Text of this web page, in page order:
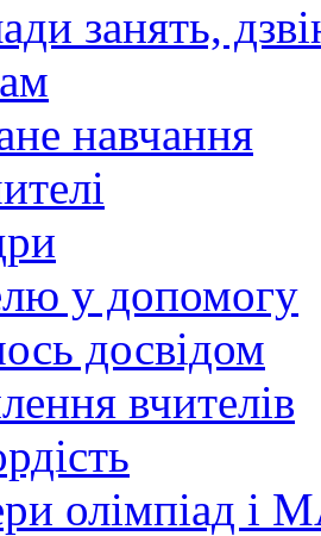
занять,
навчання
у допомогу
досвідом
вчителів
олімпіад і